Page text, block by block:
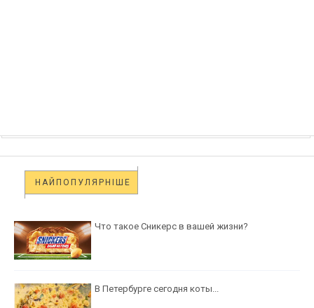
НАЙПОПУЛЯРНІШЕ
Что такое Сникерс в вашей жизни?
В Петербурге сегодня коты...